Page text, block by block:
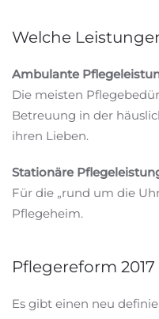
Welche
Ambulante
Die meisten
Betreuung in der
ihren Lieben.
Stationäre
Für die „rund um die
Pflegeheim.
Pflegereform 2017
Es gibt einen neu